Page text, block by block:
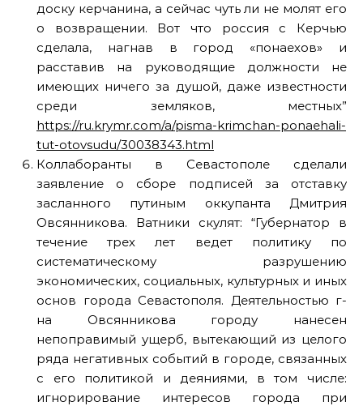
доску керчанина, а сейчас чуть ли не молят его
о возвращении. Вот что россия с Керчью
сделала, нагнав в город «понаехов» и
расставив на руководящие должности не
имеющих ничего за душой, даже известности
среди земляков, местных”
https://ru.krymr.com/a/pisma-krimchan-ponaehali-
tut-otovsudu/30038343.html
Коллаборанты в Севастополе сделали
заявление о сборе подписей за отставку
засланного путиным оккупанта Дмитрия
Овсянникова. Ватники скулят: “Губернатор в
течение трех лет ведет политику по
систематическому разрушению
экономических, социальных, культурных и иных
основ города Севастополя. Деятельностью г-
на Овсянникова городу нанесен
непоправимый ущерб, вытекающий из целого
ряда негативных событий в городе, связанных
с его политикой и деяниями, в том числе:
игнорирование интересов города при